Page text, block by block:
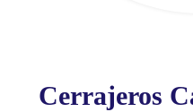
Cerrajeros